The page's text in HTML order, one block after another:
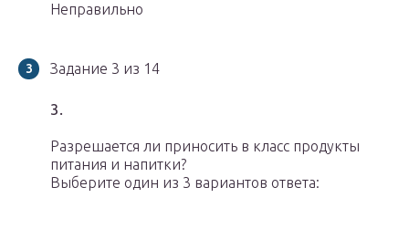
Неправильно
Задание 3 из 14
3.
Разрешается ли приносить в класс продукты
питания и напитки?
Выберите один из 3 вариантов ответа: